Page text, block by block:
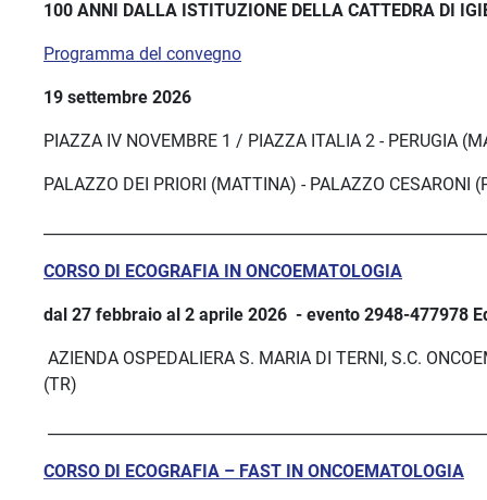
100 ANNI DALLA ISTITUZIONE DELLA CATTEDRA DI
Programma del convegno
19 settembre 2026
PIAZZA IV NOVEMBRE 1 / PIAZZA ITALIA 2 - PERUGIA
PALAZZO DEI PRIORI (MATTINA) - PALAZZO CESARONI
CORSO DI ECOGRAFIA IN ONCOEMATOLOGIA
dal 27 febbraio al 2 aprile 2026 - evento 2948-477978
AZIENDA OSPEDALIERA S. MARIA DI TERNI, S.C.
(TR)
CORSO DI ECOGRAFIA – FAST IN ONCOEMATOLOGIA